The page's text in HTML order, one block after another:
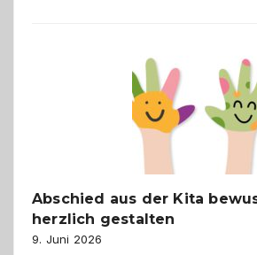
besser
verstehen
Abschied aus der Kita
herzlich gestalten
9. Juni 2026